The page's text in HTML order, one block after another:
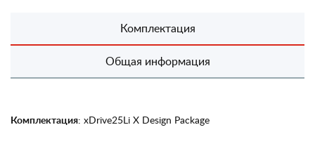
Комплектация
Общая информация
Комплектация: xDrive25Li X Design Package